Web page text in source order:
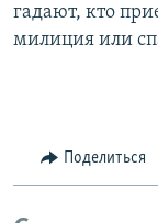
гадают, кто
милиция или
Поделиться